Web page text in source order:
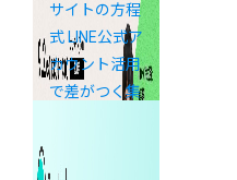
サイトの方程
式 LINE公式ア
カウント活用
で差がつく集